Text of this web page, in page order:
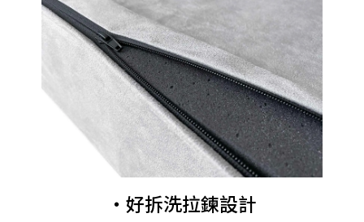
・好拆洗拉鍊設計